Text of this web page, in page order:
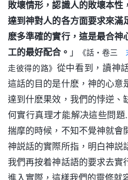
敗壞情形，認識人的敗壞本性
達到神對人的各方面要求來滿
麽多準確的實行，這是最合神
工的最好配合。 」 《話・卷三
走彼得的路》 從中看到，讀神
這話的目的是什麽，神的心意
達到什麽果效，我們的悖逆、
何實行真理才能解决這些問
揣摩的時候，不知不覺神就會
神説話的實際所指，明白神説
我們再按着神話語的要求去實
進入實際，這樣我們的靈修就